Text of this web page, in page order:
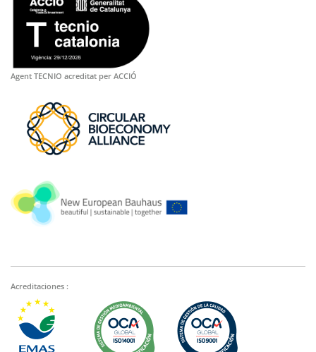
Agent TECNIO acreditat per ACCIÓ
Acreditaciones :